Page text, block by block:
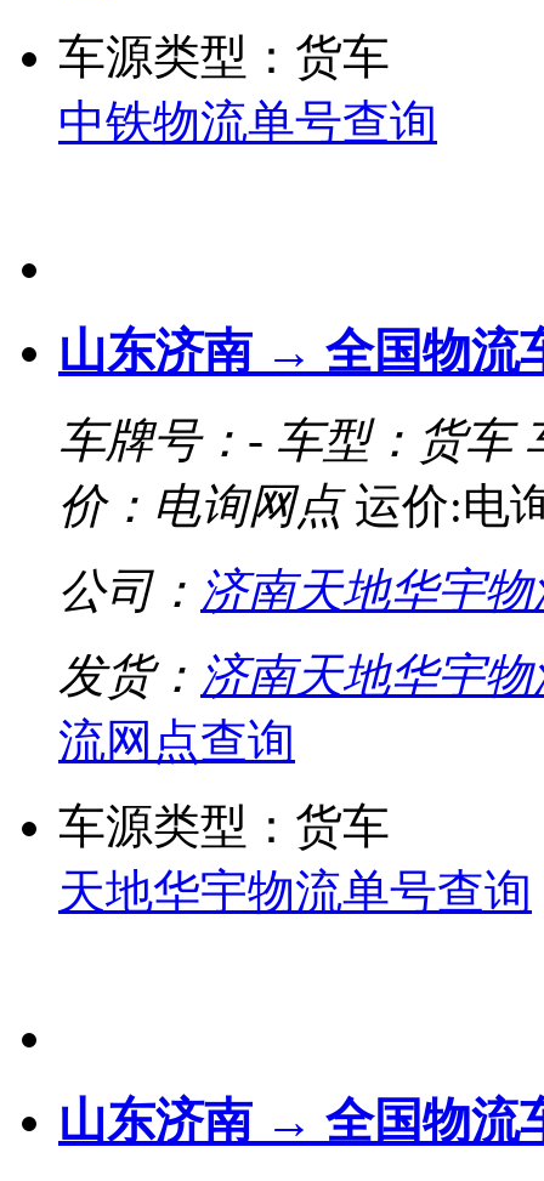
车源类型：货车
中铁物流单号查询
山东济南 → 全国物流
车牌号：- 车型：货车
价：电询网点运价:电
公司： 济南天地华宇物
发货： 济南天地华宇
流网点查询
车源类型：货车
天地华宇物流单号查询
山东济南 → 全国物流